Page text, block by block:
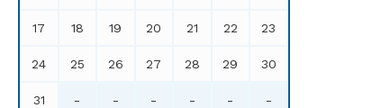
17 18 19 20 21 22 23
24 25 26 27 28 29 30
31 - - - - - -